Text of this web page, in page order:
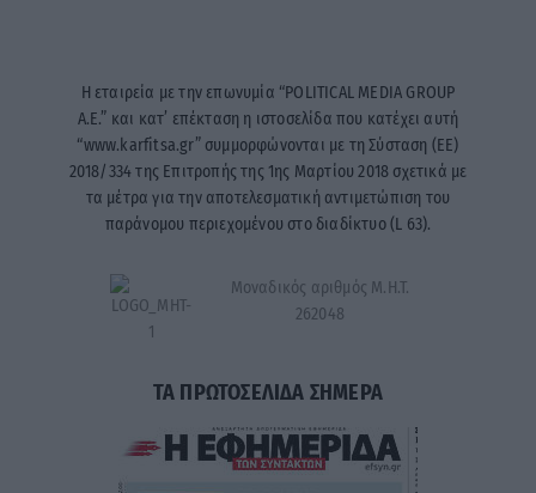
Η εταιρεία με την επωνυμία “POLITICAL MEDIA GROUP
A.E.” και κατ’ επέκταση η ιστοσελίδα που κατέχει αυτή
“www.karfitsa.gr” συμμορφώνονται με τη Σύσταση (ΕΕ)
2018/334 της Επιτροπής της 1ης Μαρτίου 2018 σχετικά με
τα μέτρα για την αποτελεσματική αντιμετώπιση του
παράνομου περιεχομένου στο διαδίκτυο (L 63).
Μοναδικός αριθμός Μ.Η.Τ.
262048
ΤΑ ΠΡΩΤΟΣΕΛΙΔΑ ΣΗΜΕΡΑ